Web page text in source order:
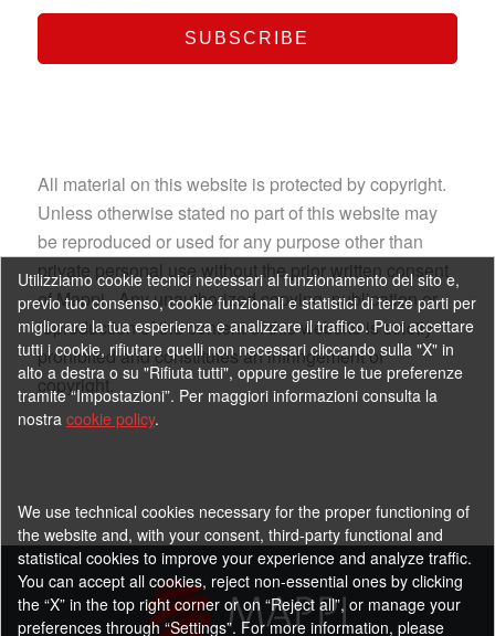
All material on this website is protected by copyright.
Unless otherwise stated no part of this website may
be reproduced or used for any purpose other than
private personal use without the prior written consent
of Mappi. Any unauthorized copying, publication or
reproduction of the content of this website is strictly
prohibited and constitutes an infringement of
copyright.
Utilizziamo cookie tecnici necessari al funzionamento del sito e,
previo tuo consenso, cookie funzionali e statistici di terze parti per
migliorare la tua esperienza e analizzare il traffico. Puoi accettare
tutti i cookie, rifiutare quelli non necessari cliccando sulla "X" in
alto a destra o su "Rifiuta tutti", oppure gestire le tue preferenze
tramite “Impostazioni”. Per maggiori informazioni consulta la
nostra cookie policy.
We use technical cookies necessary for the proper functioning of
the website and, with your consent, third-party functional and
statistical cookies to improve your experience and analyze traffic.
You can accept all cookies, reject non-essential ones by clicking
the “X” in the top right corner or on “Reject all”, or manage your
preferences through “Settings”. For more information, please